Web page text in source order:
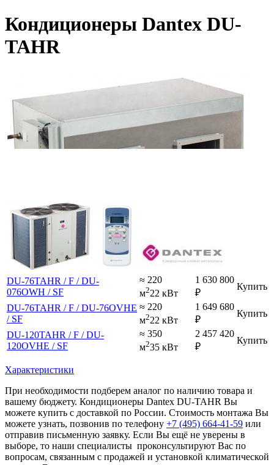
Кондиционеры Dantex DU-
TAHR
DU-76TAHR / F / DU-
076OWH / SF
≈ 220
м222 кВт
1 630 800
₽
Купить
DU-76TAHR / F / DU-76OVHE
/ SF
≈ 220
м222 кВт
1 649 680
₽
Купить
DU-120TAHR / F / DU-
120OVHE / SF
≈ 350
м235 кВт
2 457 420
₽
Купить
Характеристики
При необходимости подберем аналог по наличию товара и
вашему бюджету. Кондиционеры Dantex DU-TAHR Вы
можете купить с доставкой по России. Стоимость монтажа Вы
можете узнать, позвонив по телефону +7 (495) 664-41-59 или
отправив письменную заявку. Если Вы ещё не уверены в
выборе, то наши специалисты проконсультируют Вас по
вопросам, связанным с продажей и установкой климатической